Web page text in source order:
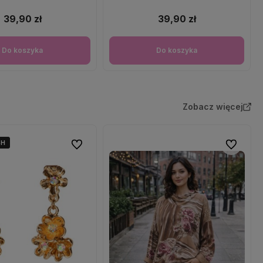
39,90 zł
Do koszyka
39,90 zł
Do koszyka
Zobacz więcej
Do ulubionych Do